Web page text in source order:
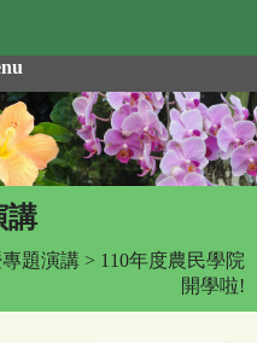
講
題演講 > 110年度農民學院
開學啦!